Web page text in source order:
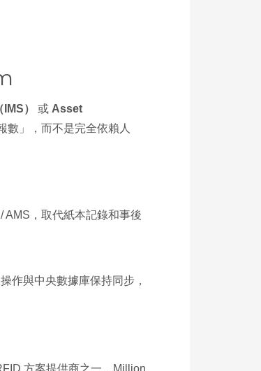
） 或 Asset
數」，而不是完全依賴人
AMS，取代紙本記錄和事後
作與中央數據庫保持同步，